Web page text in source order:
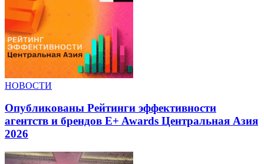
НОВОСТИ
Опубликованы Рейтинги эффективности
агентств и брендов E+ Awards Центральная Азия
2026